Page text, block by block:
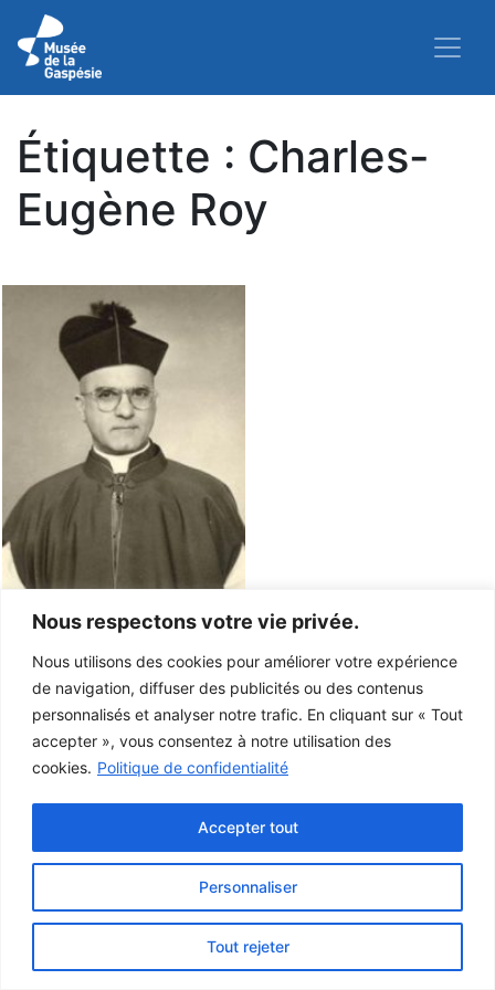
Nous respectons votre vie privée.
Nous utilisons des cookies pour améliorer votre expérience
de navigation, diffuser des publicités ou des contenus
personnalisés et analyser notre trafic. En cliquant sur « Tout
accepter », vous consentez à notre utilisation des
cookies. Politique de confidentialité
Personnaliser
Tout rejeter
Accepter tout
Étiquette : Charles-
Eugène Roy
Ce projet a été rendu possible grâce au
gouvernement du Canada.
Connexion
Conception:Le Web simple